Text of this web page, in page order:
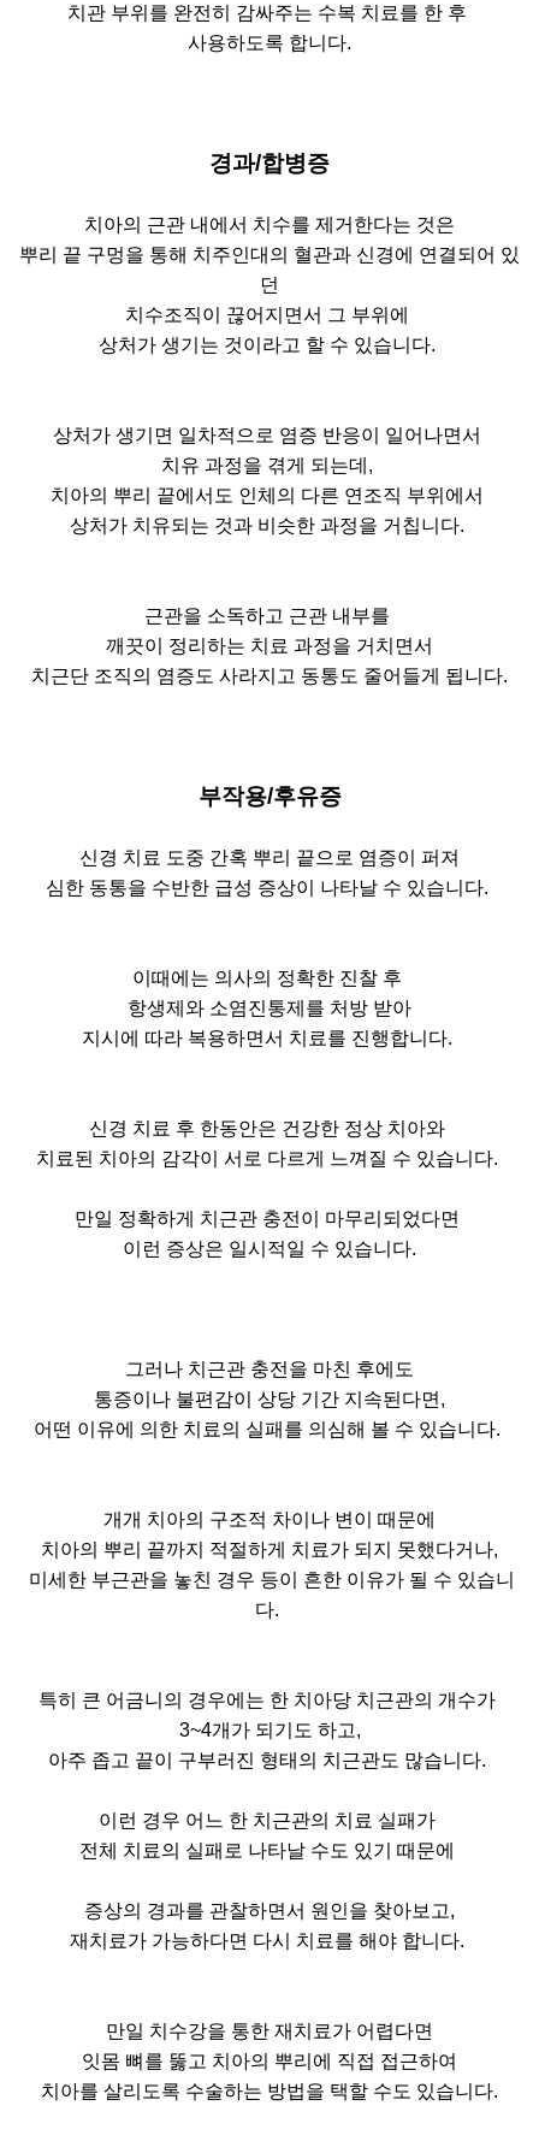
치관 부위를 완전히 감싸주는 수복 치료를 한 후
사용하도록 합니다.
경과/합병증
치아의 근관 내에서 치수를 제거한다는 것은
뿌리 끝 구멍을 통해 치주인대의 혈관과 신경에 연결되어 있
던
치수조직이 끊어지면서 그 부위에
상처가 생기는 것이라고 할 수 있습니다.
상처가 생기면 일차적으로 염증 반응이 일어나면서
치유 과정을 겪게 되는데,
치아의 뿌리 끝에서도 인체의 다른 연조직 부위에서
상처가 치유되는 것과 비슷한 과정을 거칩니다.
근관을 소독하고 근관 내부를
깨끗이 정리하는 치료 과정을 거치면서
치근단 조직의 염증도 사라지고 동통도 줄어들게 됩니다.
부작용/후유증
신경 치료 도중 간혹 뿌리 끝으로 염증이 퍼져
심한 동통을 수반한 급성 증상이 나타날 수 있습니다.
이때에는 의사의 정확한 진찰 후
항생제와 소염진통제를 처방 받아
지시에 따라 복용하면서 치료를 진행합니다.
신경 치료 후 한동안은 건강한 정상 치아와
치료된 치아의 감각이 서로 다르게 느껴질 수 있습니다.
만일 정확하게 치근관 충전이 마무리되었다면
이런 증상은 일시적일 수 있습니다.
그러나 치근관 충전을 마친 후에도
통증이나 불편감이 상당 기간 지속된다면,
어떤 이유에 의한 치료의 실패를 의심해 볼 수 있습니다.
개개 치아의 구조적 차이나 변이 때문에
치아의 뿌리 끝까지 적절하게 치료가 되지 못했다거나,
미세한 부근관을 놓친 경우 등이 흔한 이유가 될 수 있습니
다.
특히 큰 어금니의 경우에는 한 치아당 치근관의 개수가
3~4개가 되기도 하고,
아주 좁고 끝이 구부러진 형태의 치근관도 많습니다.
이런 경우 어느 한 치근관의 치료 실패가
전체 치료의 실패로 나타날 수도 있기 때문에
증상의 경과를 관찰하면서 원인을 찾아보고,
재치료가 가능하다면 다시 치료를 해야 합니다.
만일 치수강을 통한 재치료가 어렵다면
잇몸 뼈를 뚫고 치아의 뿌리에 직접 접근하여
치아를 살리도록 수술하는 방법을 택할 수도 있습니다.